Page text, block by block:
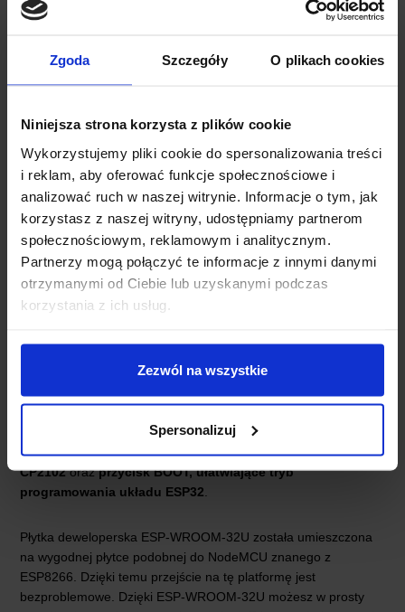
Zgoda Szczegóły O plikach cookies
Niniejsza strona korzysta z plików cookie
Wykorzystujemy pliki cookie do spersonalizowania treści
i reklam, aby oferować funkcje społecznościowe i
analizować ruch w naszej witrynie. Informacje o tym, jak
korzystasz z naszej witryny, udostępniamy partnerom
społecznościowym, reklamowym i analitycznym.
Partnerzy mogą połączyć te informacje z innymi danymi
otrzymanymi od Ciebie lub uzyskanymi podczas
korzystania z ich usług.
Zezwól na wszystkie
Spersonalizuj
standardzie B/G/N. Umożliwia to pracę jako urządzenie
końcowe łączące się z dostępną siecią. ESP32 może działać
Moduł został wyposażony w moduł
IoT. Popularność tego układu stale rośnie, a jego niewielkie
rozmiary sprawiają, że łatwo wkomponować go w różnego
rodzaju projekty IoT. Znajduje zastosowanie w takich projektach
ESP32 oferuje również
szeroki zakres interfejsów
Wbudowany konwerter
umożliwia pomiar sygnałów
analogowych, a interfejsDAC pozwala na generowanie
sygnałów analogowych.
ŁATWY START Z ESP32-WROOM-32U
łatwe dzięki obsłudze Arduino IDE i dostępnym bibliotekom
Arduino. Płytka posiada takżekonwerter USB-UART
CP2102orazprzycisk BOOT, ułatwiające tryb
programowania układu ESP32
Płytka deweloperska ESP-WROOM-32U została umieszczona
na wygodnej płytce podobnej do NodeMCU znanego z
ESP8266. Dzięki temu przejście na tę platformę jest
bezproblemowe. Dzięki ESP-WROOM-32U możesz w prosty